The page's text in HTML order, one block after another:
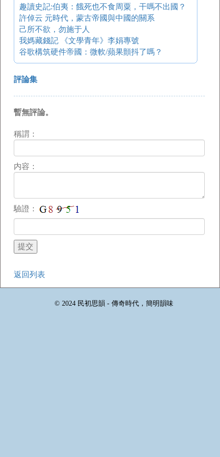
趣讀史記:伯夷：餓死也不食周粟，干嗎不出國？
許倬云 元時代，蒙古帝國與中國的關系
己所不欲，勿施于人
我媽藏錢記 《文學青年》李娟專號
谷歌構筑硬件帝國：微軟/蘋果顫抖了嗎？
評論集
暫無評論。
稱謂：
内容：
驗證：
返回列表
© 2024 民初思韻 - 傳奇時代，簡明韻味